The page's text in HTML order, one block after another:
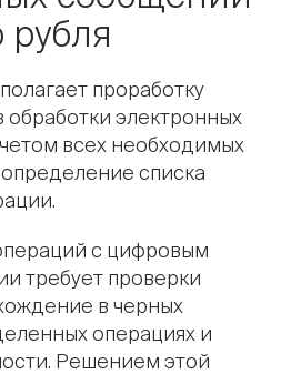
рубля
проработку
электронных
всех необходимых
списка
с цифровым
требует проверки
в черных
операциях и
Решением этой